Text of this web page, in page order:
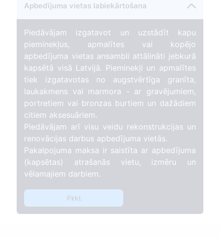
Apbedījuma vietas labiekārtošana
Piedāvājam izgatavot un uzstādīt kapu
pieminekļus, apmalītes vai kopējo
apbedījuma vietas ansambli attālināti jebkurā
kapsētā visā Latvijā. Pieminekļi un apmalītes
tiek izgatavotas no augstvērtīga granīta,
laukakmens vai marmora - ar gravējumiem,
portretiem vai bronzas burtiem un dažādiem
citiem aksesuāriem.
Piedāvājam arī visu veidu rekonstrukcijas un
renovācijas darbus apbedījuma vietās.
Pakalpojuma maksa ir saistīta ar apbedījuma
(kapsētas) atrašanās vietu, izmēru un
vēlamajiem darbiem.
Pirkt